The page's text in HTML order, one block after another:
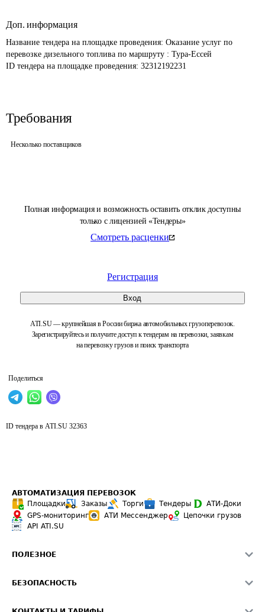
Полная информация и возможность оставить отклик доступны
только с лицензией «Тендеры»
Смотреть расценки
Регистрация
Вход
ATI.SU — крупнейшая в России биржа автомобильных грузоперевозок.
Зарегистрируйтесь и получите доступ к тендерам на перевозки, заявкам
на перевозку грузов и поиск транспорта
Поделиться
Доп. информация
Название тендера на площадке проведения: Оказание услуг по
перевозке дизельного топлива по маршруту : Тура-Ессей
ID тендера на площадке проведения: 32312192231
Требования
Несколько поставщиков
ID тендера в ATI.SU 32363
АВТОМАТИЗАЦИЯ ПЕРЕВОЗОК
Площадки
Заказы Торги Тендеры
АТИ-Доки
GPS-мониторинг
АТИ Мессенджер
Цепочки грузов
API ATI.SU
ПОЛЕЗНОЕ
Звезды ATI.SU на вашем сайте
БЕЗОПАСНОСТЬ